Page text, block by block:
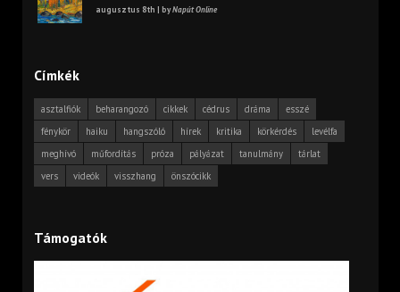
augusztus 8th | byNapút Online
Címkék
asztalfiók beharangozó cikkek cédrus dráma
esszé
fénykör
haiku hangszóló hírek kritika körkérdés
levélfa
meghívó
műfordítás próza pályázat tanulmány
tárlat
vers
videók visszhang önszócikk
Támogatók